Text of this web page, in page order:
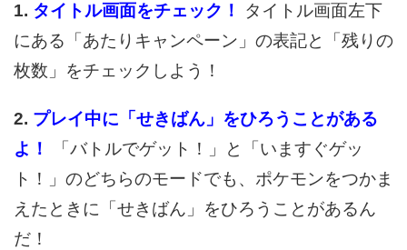
1. タイトル画面をチェック！
タイトル画面左下
にある「あたりキャンペーン」の表記と「残りの
枚数」をチェックしよう！
2. プレイ中に「せきばん」をひろうことがある
よ！
「バトルでゲット！」と「いますぐゲッ
ト！」のどちらのモードでも、ポケモンをつかま
えたときに「せきばん」をひろうことがあるん
だ！